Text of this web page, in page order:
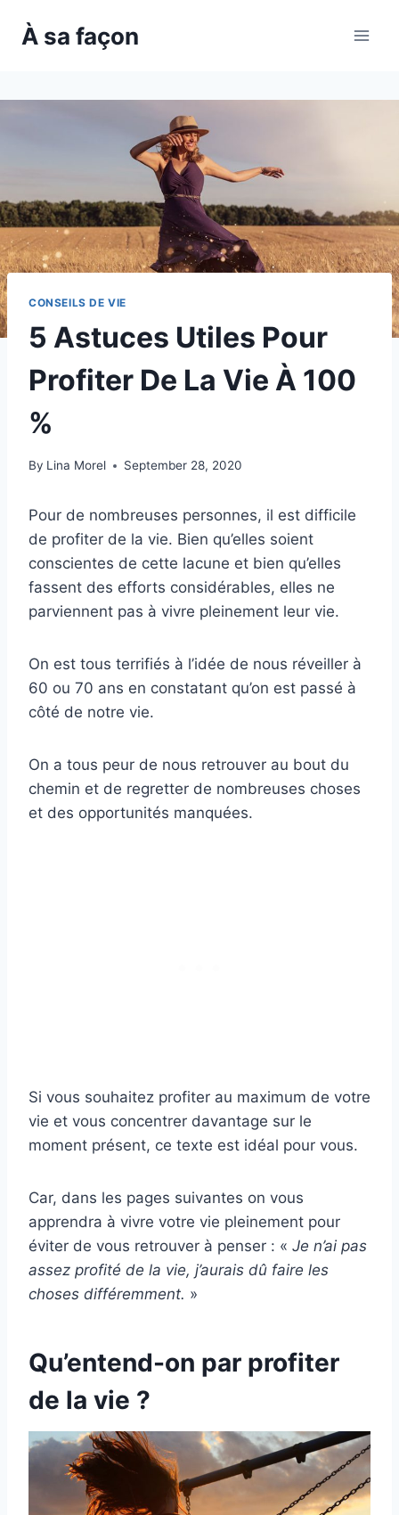
À sa façon
CONSEILS DE VIE
5 Astuces Utiles Pour
Profiter De La Vie À 100
%
By Lina Morel September 28, 2020
Pour de nombreuses personnes, il est difficile
de profiter de la vie. Bien qu’elles soient
conscientes de cette lacune et bien qu’elles
fassent des efforts considérables, elles ne
parviennent pas à vivre pleinement leur vie.
On est tous terrifiés à l’idée de nous réveiller à
60 ou 70 ans en constatant qu’on est passé à
côté de notre vie.
On a tous peur de nous retrouver au bout du
chemin et de regretter de nombreuses choses
et des opportunités manquées.
Si vous souhaitez profiter au maximum de votre
vie et vous concentrer davantage sur le
moment présent, ce texte est idéal pour vous.
Car, dans les pages suivantes on vous
apprendra à vivre votre vie pleinement pour
éviter de vous retrouver à penser : « Je n’ai pas
assez profité de la vie, j’aurais dû faire les
choses différemment. »
Qu’entend-on par profiter
de la vie ?